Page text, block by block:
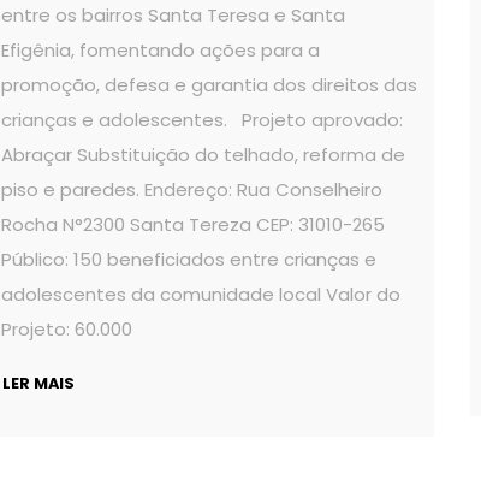
entre os bairros Santa Teresa e Santa
Efigênia, fomentando ações para a
promoção, defesa e garantia dos direitos das
crianças e adolescentes. Projeto aprovado:
Abraçar Substituição do telhado, reforma de
piso e paredes. Endereço: Rua Conselheiro
Rocha N°2300 Santa Tereza CEP: 31010-265
Público: 150 beneficiados entre crianças e
adolescentes da comunidade local Valor do
Projeto: 60.000
LER MAIS